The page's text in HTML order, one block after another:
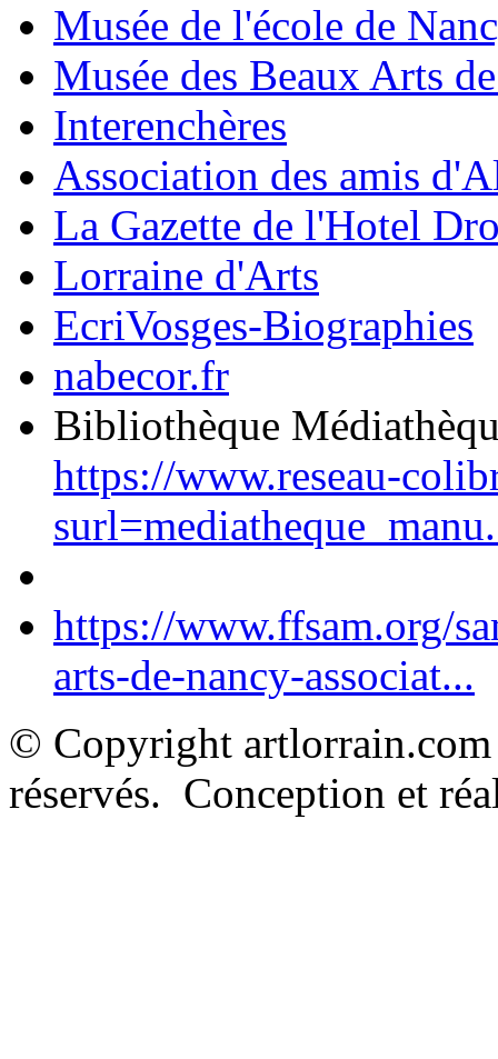
Musée de l'école de
Musée des Beaux Arts
Interenchères
Association des amis
La Gazette de l'Hotel
Lorraine d'Arts
EcriVosges-Biographies
nabecor.fr
Bibliothèque
https://www.reseau-
https://www.ffsam.org/
arts-de-nancy-associat...
© Copyright
réservés. Conception et